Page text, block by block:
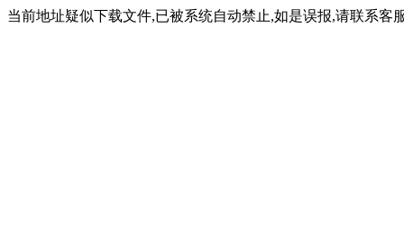
当前地址疑似下载文件,已被系统自动禁止,如是误报,请联系客